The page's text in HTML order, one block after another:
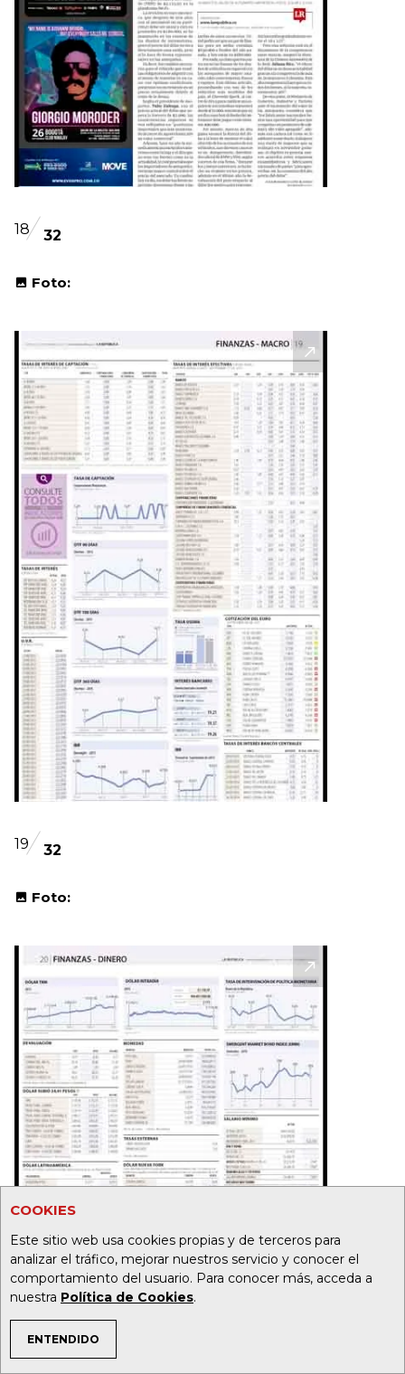
COOKIES
Este sitio web usa cookies propias y de terceros para
analizar el tráfico, mejorar nuestros servicio y conocer el
comportamiento del usuario. Para conocer más, acceda a
nuestra Política de Cookies.
ENTENDIDO
TEMAS DE INTERÉS
18 32
Foto:
19 32
Foto: